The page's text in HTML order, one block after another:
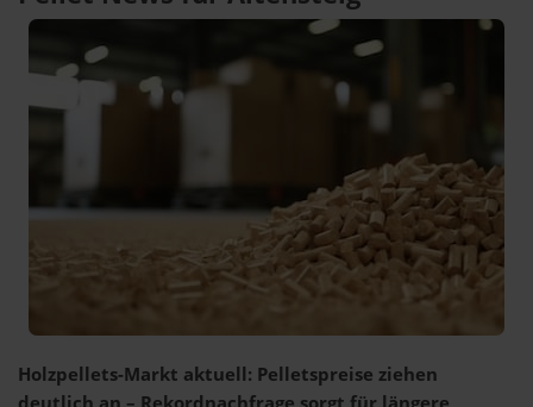
Holzpellets-Markt aktuell: Pelletspreise ziehen